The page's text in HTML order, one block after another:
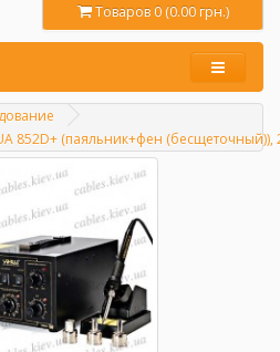
Товаров 0 (0.00 грн.)
852D+ (паяльник+фен (бесщеточный)),